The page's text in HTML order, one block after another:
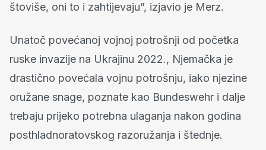
štoviše, oni to i zahtijevaju”, izjavio je Merz.
Unatoč povećanoj vojnoj potrošnji od početka
ruske invazije na Ukrajinu 2022., Njemačka je
drastično povećala vojnu potrošnju, iako njezine
oružane snage, poznate kao Bundeswehr i dalje
trebaju prijeko potrebna ulaganja nakon godina
posthladnoratovskog razoružanja i štednje.